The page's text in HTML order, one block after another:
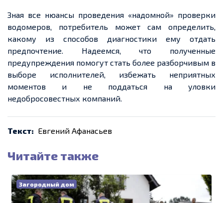
Зная все нюансы проведения «надомной» проверки
водомеров, потребитель может сам определить,
какому из способов диагностики ему отдать
предпочтение. Надеемся, что полученные
предупреждения помогут стать более разборчивым в
выборе исполнителей, избежать неприятных
моментов и не поддаться на уловки
недобросовестных компаний.
Текст: Евгений Афанасьев
Читайте также
Загородный дом